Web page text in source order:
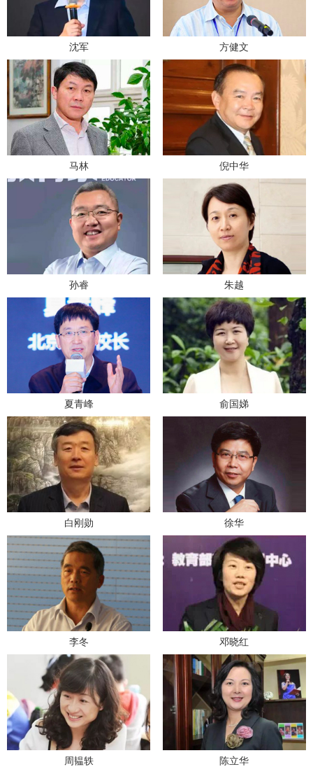
沈军 方健文
马林 倪中华
孙睿 朱越
夏青峰 俞国娣
白刚勋 徐华
李冬 邓晓红
周韫轶 陈立华